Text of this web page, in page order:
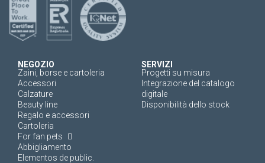
NEGOZIO
Zaini, borse e cartoleria
Accessori
Calzature
Beauty line
Regalo e accessori
Cartoleria
For fan pets
Abbigliamento
Elementos de public.
SERVIZI
Progetti su misura
Integrazione del catalogo
digitale
Disponibilità dello stock